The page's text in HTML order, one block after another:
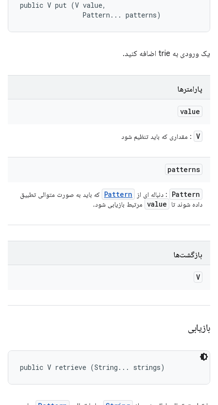
public V put (V value,
                Pattern... patterns)
یک ورودی به trie اضافه کنید.
پارامترها
value
V : مقداری که باید تنظیم شود
patterns
Pattern : دنباله ای از Pattern که باید به صورت متوالی تطبیق
داده شوند تا
value مرتبط بازیابی شود.
بازگشت‌ها
V
بازیابی
public V retrieve (String... strings)